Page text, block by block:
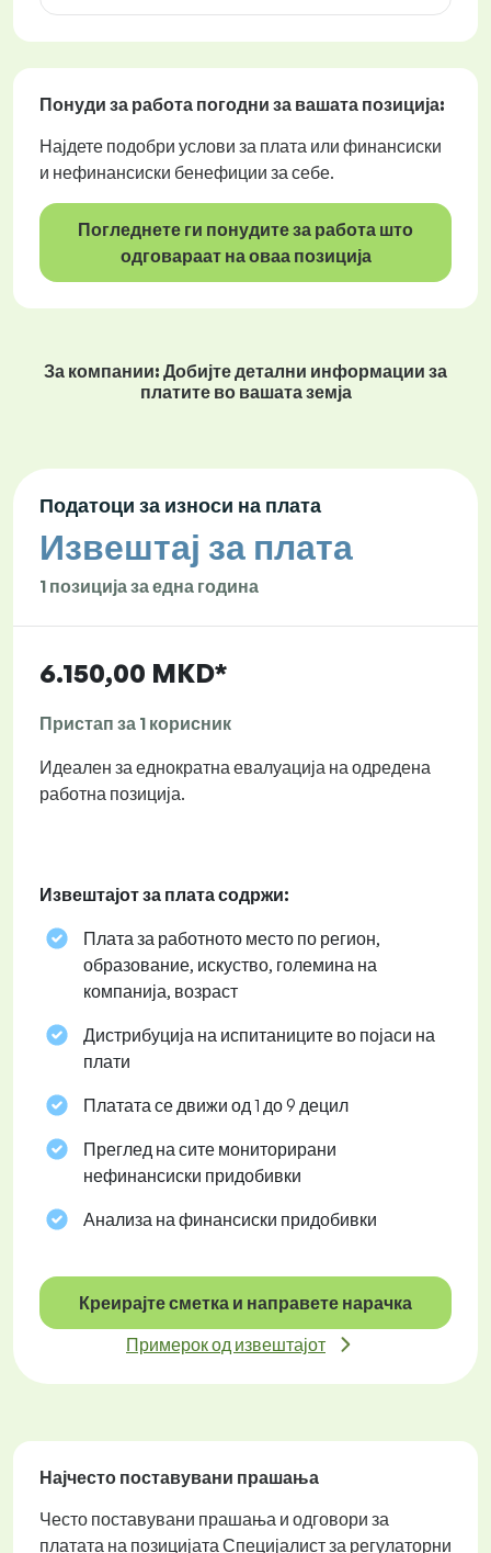
Понуди за работа погодни за вашата позиција:
Најдете подобри услови за плата или финансиски
и нефинансиски бенефиции за себе.
Погледнете ги понудите за работа што
одговараат на оваа позиција
За компании: Добијте детални информации за
платите во вашата земја
Податоци за износи на плата
Извештај за плата
1 позиција за една година
6.150,00 MKD*
Пристап за 1 корисник
Идеален за еднократна евалуација на одредена
работна позиција.
Извештајот за плата содржи:
Плата за работното место по регион,
образование, искуство, големина на
компанија, возраст
Дистрибуција на испитаниците во појаси на
плати
Платата се движи од 1 до 9 децил
Преглед на сите мониторирани
нефинансиски придобивки
Анализа на финансиски придобивки
Креирајте сметка и направете нарачка
Примерок од извештајот
Најчесто поставувани прашања
Често поставувани прашања и одговори за
платата на позицијата Специјалист за регулаторни